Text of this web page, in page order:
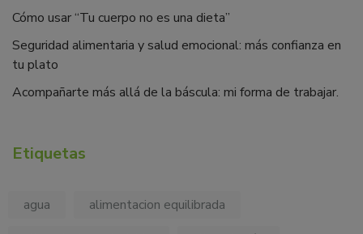
Cómo usar “Tu cuerpo no es una dieta”
Seguridad alimentaria y salud emocional: más confianza en
tu plato
Acompañarte más allá de la báscula: mi forma de trabajar.
Etiquetas
agua
alimentacion equilibrada